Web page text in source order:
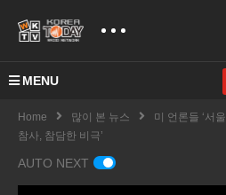
MENU
Home 많이 본 뉴스
미 언론들 ‘서
참사, 참담한 비극’
AUTO NEXT